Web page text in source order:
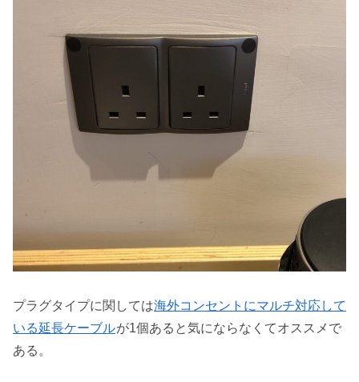
プラグタイプに関しては海外コンセントにマルチ対応して
いる延長ケーブルが1個あると気にならなくてオススメで
ある。